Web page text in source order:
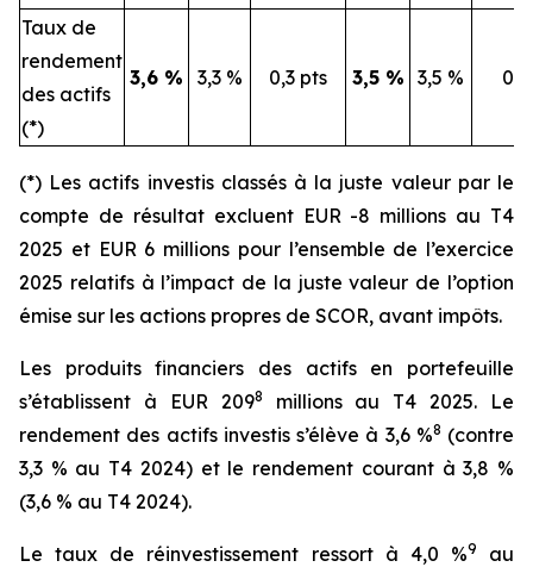
Taux de
rendement
des actifs
(*)
3,6 % 3,3 % 0,3 pts 3,5 % 3,5 % 0
(*) Les actifs investis classés à la juste valeur par le
compte de résultat excluent EUR -8 millions au T4
2025 et EUR 6 millions pour l’ensemble de l’exercice
2025 relatifs à l’impact de la juste valeur de l’option
émise sur les actions propres de SCOR, avant impôts.
Les produits financiers des actifs en portefeuille
s’établissent à EUR 2098
millions au T4 2025. Le
rendement des actifs investis s’élève à 3,6 %8 (contre
3,3 % au T4 2024) et le rendement courant à 3,8 %
(3,6 % au T4 2024).
Le taux de réinvestissement ressort à 4,0 %9
au